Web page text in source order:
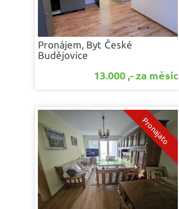
Pronájem, Byt České
Budějovice
13.000 ,- za měsíc